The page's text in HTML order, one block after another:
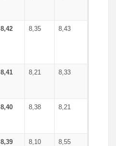
8,42 8,35 8,43
8,41 8,21 8,33
8,40 8,38 8,21
8,39 8,10 8,55